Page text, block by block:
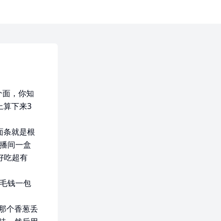
，你知
算下来3
条就是根
间一盒
吃超有
钱一包
个香葱丢